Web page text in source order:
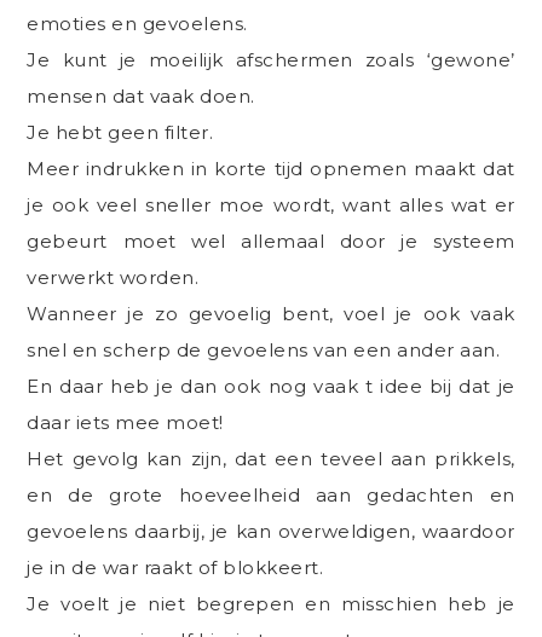
emoties en gevoelens.
Je kunt je moeilijk afschermen zoals ‘gewone’
mensen dat vaak doen.
Je hebt geen filter.
Meer indrukken in korte tijd opnemen maakt dat
je ook veel sneller moe wordt, want alles wat er
gebeurt moet wel allemaal door je systeem
verwerkt worden.
Wanneer je zo gevoelig bent, voel je ook vaak
snel en scherp de gevoelens van een ander aan.
En daar heb je dan ook nog vaak t idee bij dat je
daar iets mee moet!
Het gevolg kan zijn, dat een teveel aan prikkels,
en de grote hoeveelheid aan gedachten en
gevoelens daarbij, je kan overweldigen, waardoor
je in de war raakt of blokkeert.
Je voelt je niet begrepen en misschien heb je